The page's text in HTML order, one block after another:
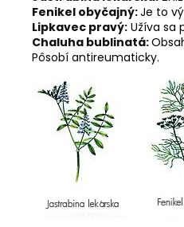
Fenikel obyčajný:Je to
Lipkavec pravý: Užíva sa
Chaluha bublinatá:
Pôsobí antireumaticky.